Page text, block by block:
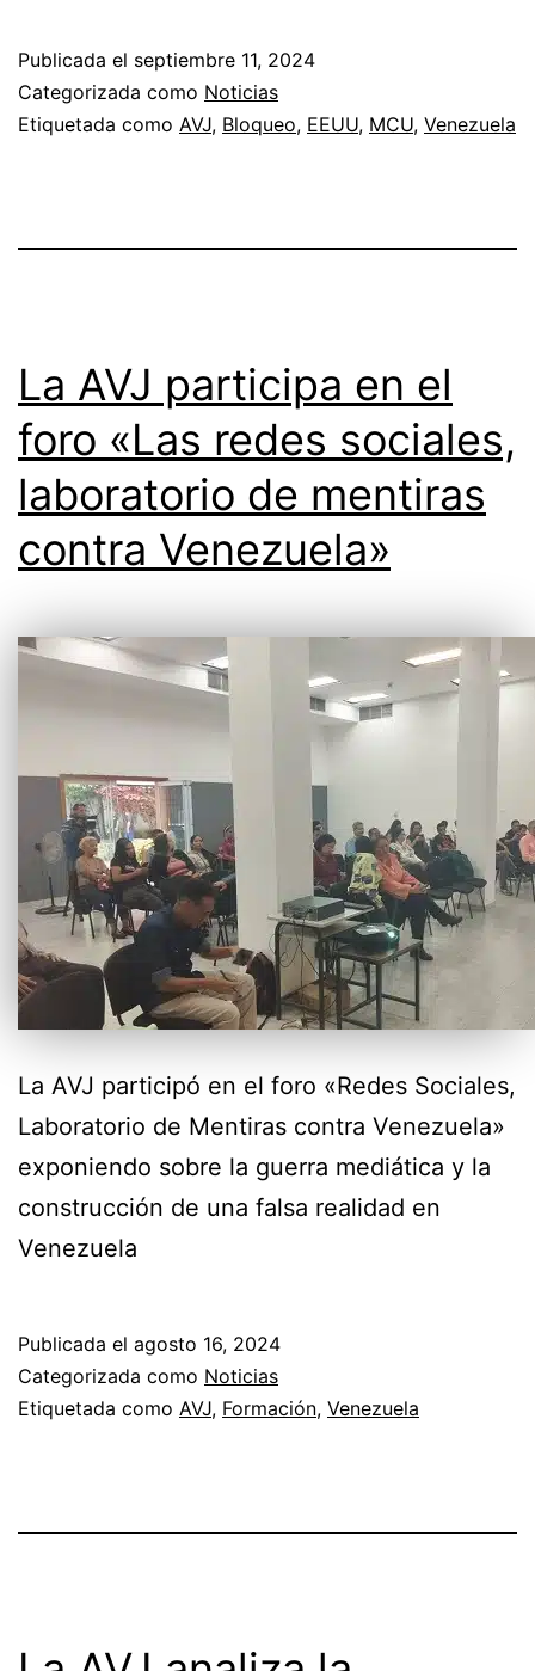
Publicada el septiembre 11, 2024
Categorizada como Noticias
Etiquetada como AVJ, Bloqueo, EEUU, MCU, Venezuela
La AVJ participa en el
foro «Las redes sociales,
laboratorio de mentiras
contra Venezuela»
La AVJ participó en el foro «Redes Sociales,
Laboratorio de Mentiras contra Venezuela»
exponiendo sobre la guerra mediática y la
construcción de una falsa realidad en
Venezuela
Publicada el agosto 16, 2024
Categorizada como Noticias
Etiquetada como AVJ, Formación, Venezuela